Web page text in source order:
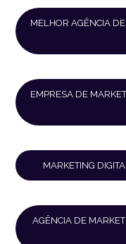
MELHOR AGÊNCIA
EMPRESA DE
MARKETING
AGÊNCIA DE